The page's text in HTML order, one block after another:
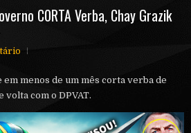
C0RTA Verba, Chay Grazik
menos de um mês corta verba de
com o DPVAT.